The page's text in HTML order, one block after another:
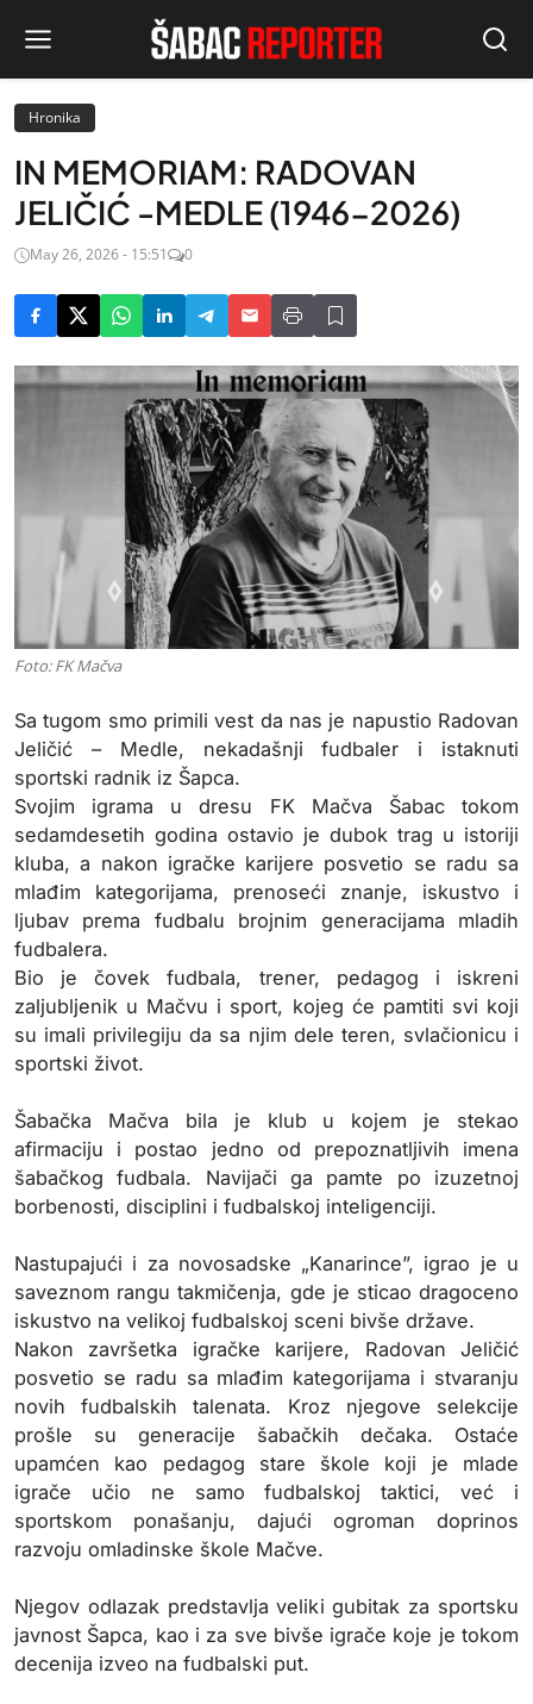
Hronika
IN MEMORIAM: RADOVAN
JELIČIĆ -MEDLE (1946-2026)
May 26, 2026 - 15:51 0
Foto: FK Mačva
Sa tugom smo primili vest da nas je napustio Radovan
Jeličić – Medle, nekadašnji fudbaler i istaknuti
sportski radnik iz Šapca.
Svojim igrama u dresu FK Mačva Šabac tokom
sedamdesetih godina ostavio je dubok trag u istoriji
kluba, a nakon igračke karijere posvetio se radu sa
mlađim kategorijama, prenoseći znanje, iskustvo i
ljubav prema fudbalu brojnim generacijama mladih
fudbalera.
Bio je čovek fudbala, trener, pedagog i iskreni
zaljubljenik u Mačvu i sport, kojeg će pamtiti svi koji
su imali privilegiju da sa njim dele teren, svlačionicu i
sportski život.
Šabačka Mačva bila je klub u kojem je stekao
afirmaciju i postao jedno od prepoznatljivih imena
šabačkog fudbala. Navijači ga pamte po izuzetnoj
borbenosti, disciplini i fudbalskoj inteligenciji.
Nastupajući i za novosadske „Kanarince”, igrao je u
saveznom rangu takmičenja, gde je sticao dragoceno
iskustvo na velikoj fudbalskoj sceni bivše države.
Nakon završetka igračke karijere, Radovan Jeličić
posvetio se radu sa mlađim kategorijama i stvaranju
novih fudbalskih talenata. Kroz njegove selekcije
prošle su generacije šabačkih dečaka. Ostaće
upamćen kao pedagog stare škole koji je mlade
igrače učio ne samo fudbalskoj taktici, već i
sportskom ponašanju, dajući ogroman doprinos
razvoju omladinske škole Mačve.
Njegov odlazak predstavlja veliki gubitak za sportsku
javnost Šapca, kao i za sve bivše igrače koje je tokom
decenija izveo na fudbalski put.